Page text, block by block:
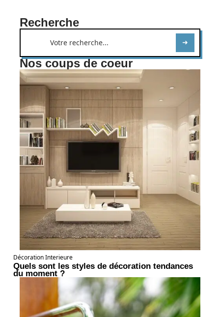
Recherche
Nos coups de coeur
Décoration Interieure
Quels sont les styles de décoration tendances
du moment ?